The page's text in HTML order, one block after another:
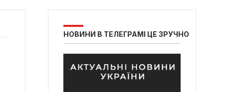
НОВИНИ В ТЕЛЕГРАМІ ЦЕ ЗРУЧНО